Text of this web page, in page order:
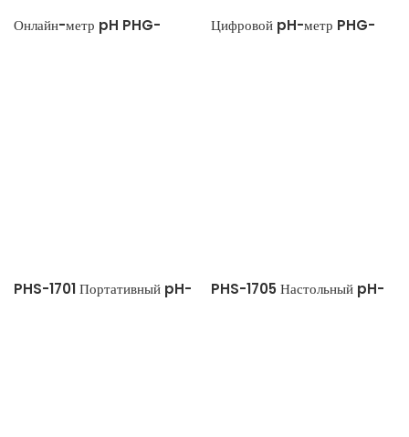
Онлайн-метр pH PHG-
Цифровой pH-метр PHG-
PHS-1701 Портативный pH-
PHS-1705 Настольный pH-